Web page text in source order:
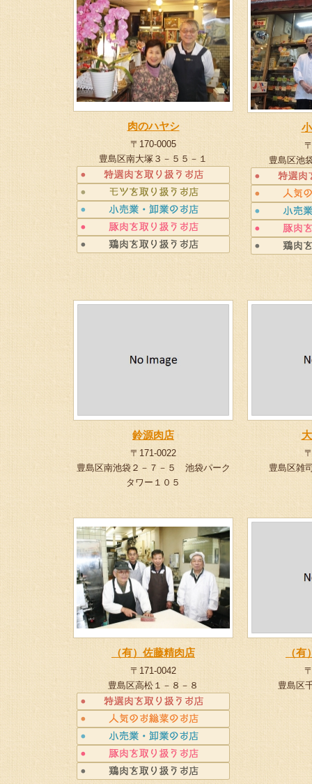
肉のハヤシ
〒170-0005
豊島区南大塚３－５５－１
豊島区池
鈴源肉店
〒171-0022
豊島区南池袋２－７－５ 池袋パーク
タワー１０５
豊島区雑
（有）佐藤精肉店
〒171-0042
豊島区高松１－８－８
（
豊島区